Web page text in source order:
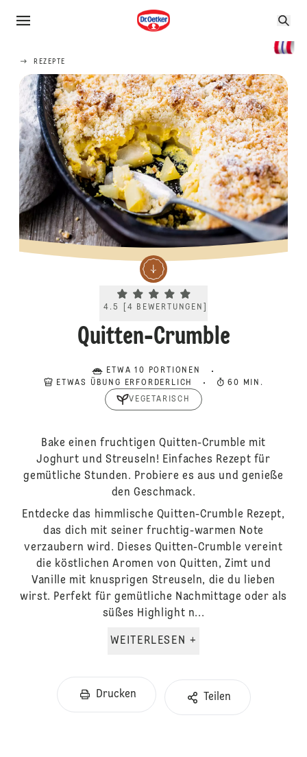
REZEPTE
Current rating 4.5. Click to rate.
4.5 4 BEWERTUNGEN
Quitten-Crumble
ETWA 10 PORTIONEN
ETWAS ÜBUNG ERFORDERLICH
60 MIN.
VEGETARISCH
Bake einen fruchtigen Quitten-Crumble mit
Joghurt und Streuseln! Einfaches Rezept für
gemütliche Stunden. Probiere es aus und genieße
den Geschmack.
Entdecke das himmlische Quitten-Crumble Rezept,
das dich mit seiner fruchtig-warmen Note
verzaubern wird. Dieses Quitten-Crumble vereint
die köstlichen Aromen von Quitten, Zimt und
Vanille mit knusprigen Streuseln, die du lieben
wirst. Perfekt für gemütliche Nachmittage oder als
süßes Highlight n...
WEITERLESEN +
Drucken Teilen